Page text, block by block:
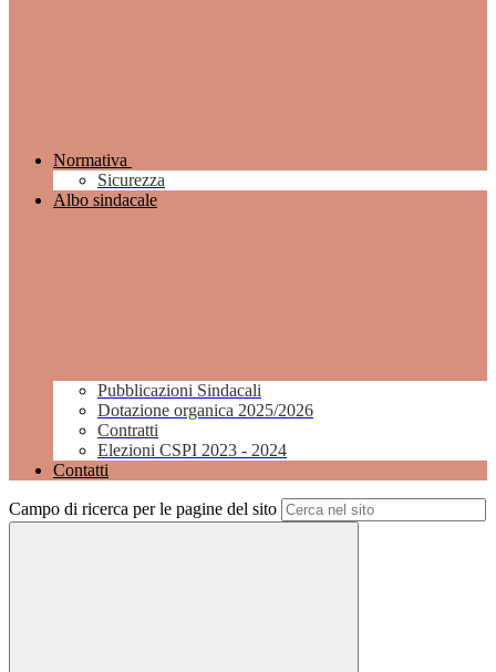
Normativa
Sicurezza
Albo sindacale
Pubblicazioni Sindacali
Dotazione organica 2025/2026
Contratti
Elezioni CSPI 2023 - 2024
Contatti
Campo di ricerca per le pagine del sito